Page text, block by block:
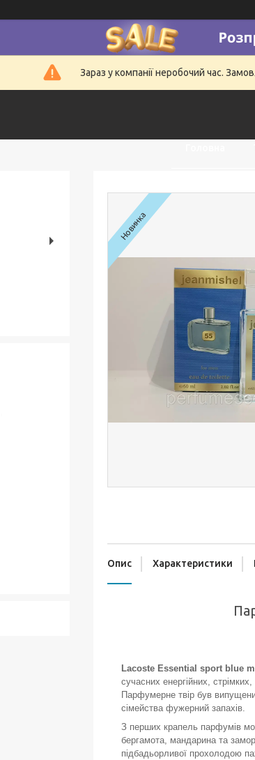
Зараз у компанії неробочий час.
Новинка
Опис Характеристики
Lacoste Essential sport blue
сучасних енергійних,
Парфумерне твір був
сімейства фужерний запахів.
З перших крапель парфумів
бергамота, мандарина та
підбадьорливої прохолодою